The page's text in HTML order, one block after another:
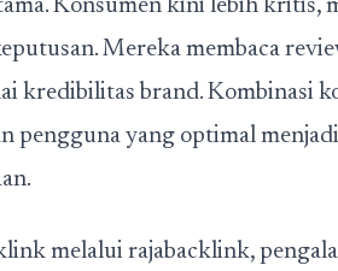
Konsumen kini lebih kritis,
Mereka membaca
kredibilitas brand. Kombinasi
pengguna yang optimal menjadi
melalui rajabacklink,